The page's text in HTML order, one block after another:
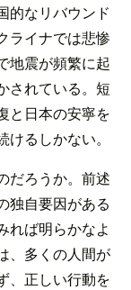
的なリバウンド
ライナでは悲惨
地震が頻繁に起
されている。短
と日本の安寧を
るしかない。
だろうか。前述
独自要因がある
れば明らかなよ
、多くの人間が
、正しい行動を